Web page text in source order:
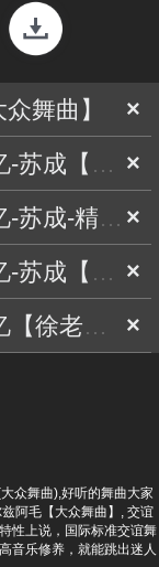
×
舞曲】
×
事五哥】
×
【斌舞曲】
×
津舞厅】
×
舞曲】
众舞曲),好听的舞曲大家
阿毛【大众舞曲】 , 交谊
性上说，国际标准交谊舞
音乐修养，就能跳出迷人